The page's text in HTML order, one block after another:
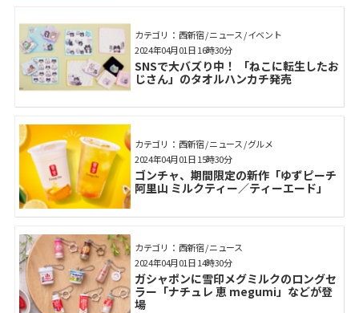
カテゴリ： 西新宿 / ニュース / イベント
SNSで大バズり中！ 「ねこに転生したお
じさん」のタオルハンカチ発売
2024年04月01日 16時30分
カテゴリ： 西新宿 / ニュース / グルメ
ゴンチャ、期間限定の新作「ゆずピーチ
阿里山 ミルクティー／ティーエード」
2024年04月01日 15時30分
カテゴリ： 西新宿 / ニュース
ガシャポンに雪印メグミルクのロングセ
ラー「ナチュレ 恵 megumi」などが登
場
2024年04月01日 14時30分